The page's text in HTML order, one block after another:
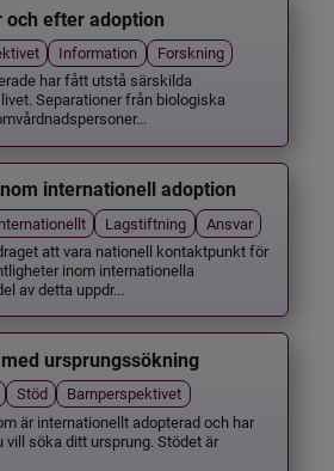
och efter adoption
Information
Forskning
har fått utstå särskilda
Separationer från biologiska
internationell adoption
Lagstiftning
Ansvar
att vara nationell kontaktpunkt för
inom internationella
av detta uppdr...
ursprungssökning
Stöd
Barnperspektivet
är internationellt adopterad och har
vill söka ditt ursprung. Stödet är